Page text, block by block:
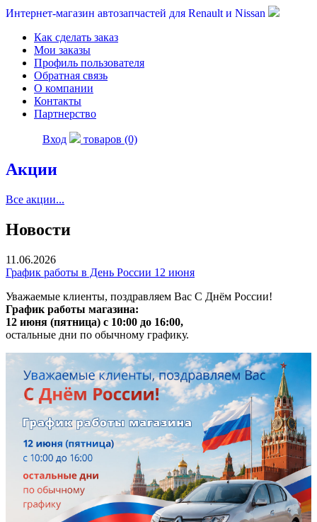
Интернет-магазин автозапчастей для Renault и Nissan
Как сделать заказ
Мои заказы
Профиль пользователя
Обратная связь
О компании
Контакты
Партнерство
Вход товаров (0)
Акции
Все акции...
Новости
11.06.2026
График работы в День России 12 июня
Уважаемые клиенты, поздравляем Вас С Днём России!
График работы магазина:
12 июня (пятница) с 10:00 до 16:00,
остальные дни по обычному графику.